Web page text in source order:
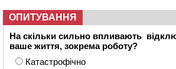
ОПИТУВАННЯ
На скільки сильно впливають
ваше життя, зокрема роботу?
Катастрофічно